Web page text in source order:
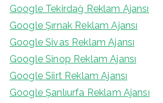
Google Tekirdağ Reklam Ajansı
Google Şırnak Reklam Ajansı
Google Sivas Reklam Ajansı
Google Sinop Reklam Ajansı
Google Siirt Reklam Ajansı
Google Şanlıurfa Reklam Ajansı